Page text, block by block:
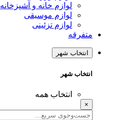
لوازم خانه و آشپزخانه
لوازم موسیقی
لوازم تزئینی
متفرقه
انتخاب شهر
انتخاب شهر
انتخاب همه
×